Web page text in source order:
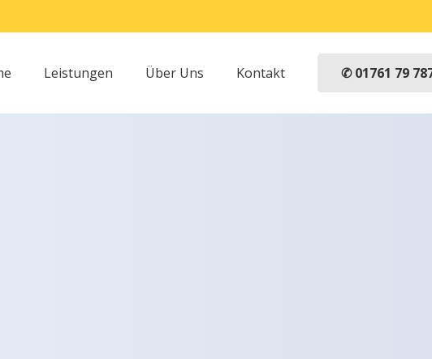
Leistungen Über Uns Kontakt ✆ 01761 79